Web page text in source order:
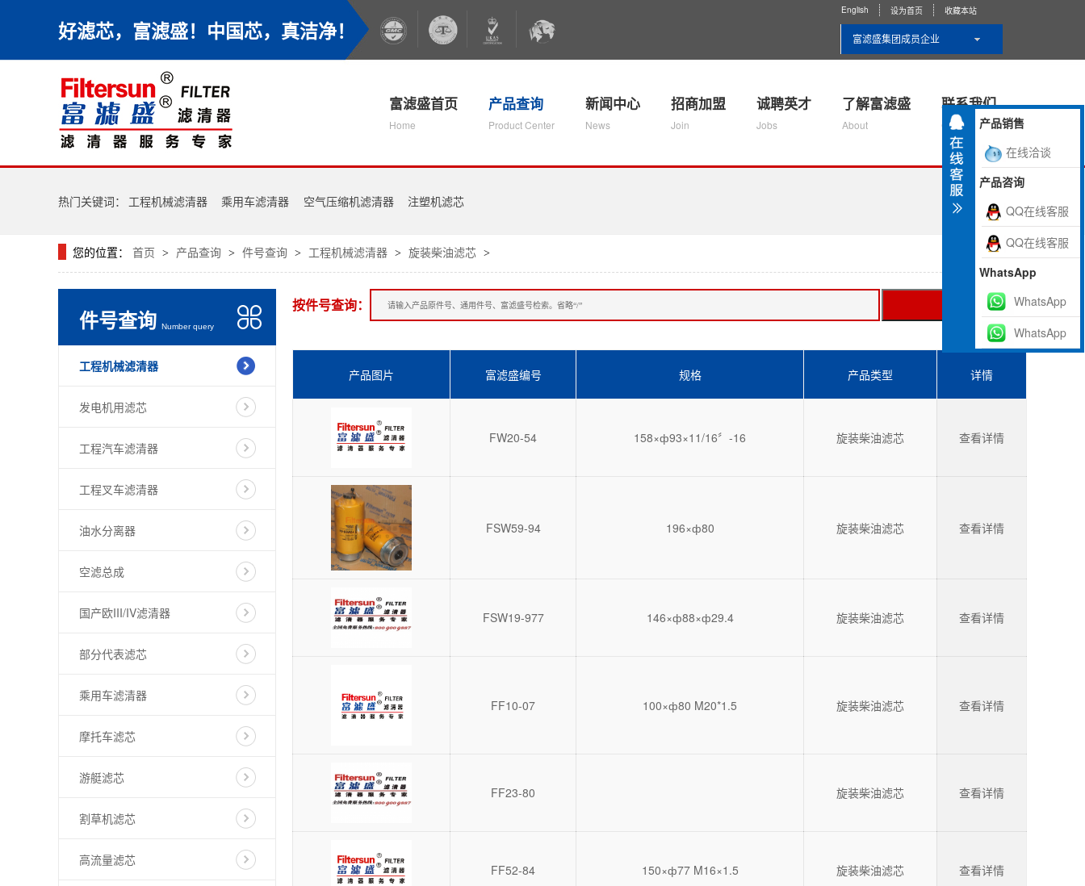
好滤芯，富滤盛！中国芯，真洁净！
English 设为首页 收藏本站
富滤盛集团成员企业
富滤盛首页
Home
产品查询
Product Center
新闻中心
News
招商加盟
Join
诚聘英才
Jobs
了解富滤盛
About
联系我们
Contact Us
热门关键词： 工程机械滤清器 乘用车滤清器 空气压缩机滤清器 注塑机滤芯
您的位置： 首页 > 产品查询 > 件号查询 > 工程机械滤清器 > 旋装柴油滤芯 >
件号查询 Number query
工程机械滤清器
发电机用滤芯
工程汽车滤清器
工程叉车滤清器
油水分离器
空滤总成
国产欧III/IV滤清器
部分代表滤芯
乘用车滤清器
摩托车滤芯
游艇滤芯
割草机滤芯
高流量滤芯
按件号查询：
产品图片 富滤盛编号 规格 产品类型 详情
FW20-54 158×ф93×11/16〞-16 旋装柴油滤芯 查看详情
FSW59-94 196×ф80 旋装柴油滤芯 查看详情
FSW19-977 146×ф88×ф29.4 旋装柴油滤芯 查看详情
FF10-07 100×ф80 M20*1.5 旋装柴油滤芯 查看详情
FF23-80 旋装柴油滤芯 查看详情
FF52-84 150×ф77 M16×1.5 旋装柴油滤芯 查看详情
产品销售
在线洽谈
产品咨询
QQ在线客服
QQ在线客服
WhatsApp
WhatsApp
WhatsApp